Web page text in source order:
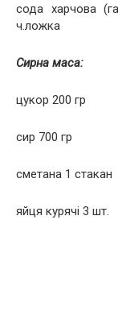
сода харчова
ч.ложка
Сирна маса:
цукор 200 гр
сир 700 гр
сметана 1 стакан
яйця курячі 3 шт.